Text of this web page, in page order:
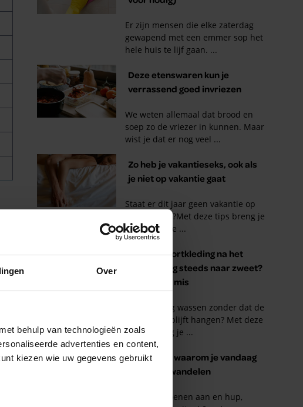
Over
behulp van technologieën zoals
advertenties en content,
kiezen wie uw gegevens gebruikt